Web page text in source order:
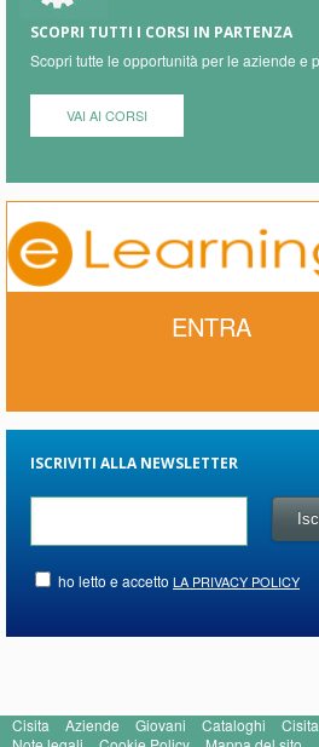
SCOPRI TUTTI I CORSI IN PARTENZA
Scopri tutte le opportunità per le aziende e
VAI AI CORSI
ENTRA
ISCRIVITI ALLA NEWSLETTER
ho letto e accetto LA PRIVACY POLICY
Cisita Aziende Giovani Cataloghi